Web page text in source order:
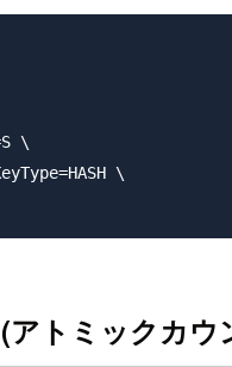
\
\
トミックカウ